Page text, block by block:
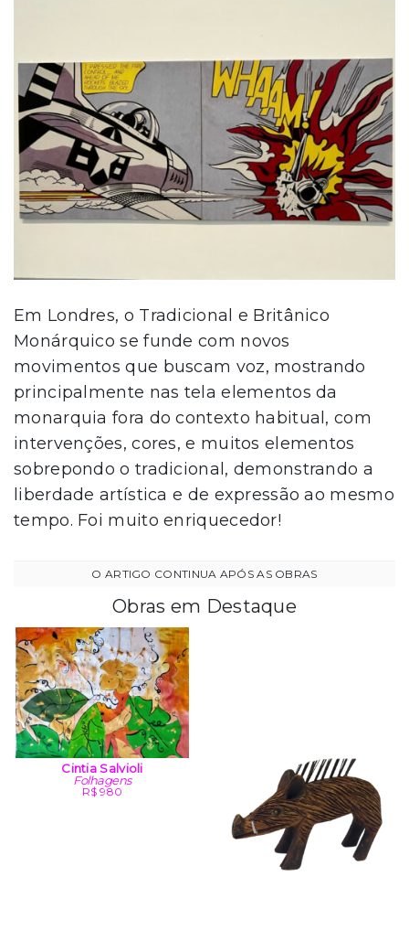
Em Londres, o Tradicional e Britânico
Monárquico se funde com novos
movimentos que buscam voz, mostrando
principalmente nas tela elementos da
monarquia fora do contexto habitual, com
intervenções, cores, e muitos elementos
sobrepondo o tradicional, demonstrando a
liberdade artística e de expressão ao mesmo
tempo. Foi muito enriquecedor!
Obras em Destaque
Cintia Salvioli
Folhagens
R$ 980